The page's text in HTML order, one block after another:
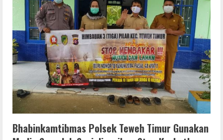
Bhabinkamtibmas Polsek Teweh Timur Gunakan